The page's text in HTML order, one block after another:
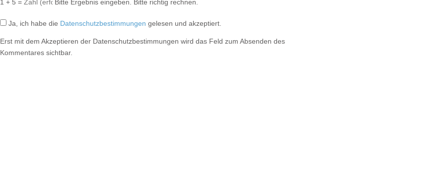
1 + 5 = Bitte Ergebnis eingeben. Bitte richtig rechnen.
Ja, ich habe die Datenschutzbestimmungen gelesen und akzeptiert.
Erst mit dem Akzeptieren der Datenschutzbestimmungen wird das Feld zum Absenden des
Kommentares sichtbar.